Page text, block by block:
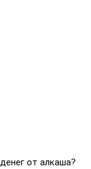
от алкаша?